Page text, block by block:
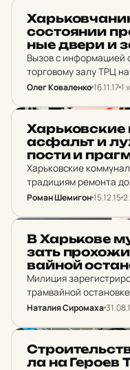
сос­то­я­нии
ные двери и
Вызов с информацией
торговому залу ТРЦ
получили около двух
Олег Коваленко16.11.171
ас­фальт и
пос­ти и
Харьковские
традициям ремонта
декабря, на выходе из
рынка, где
Роман Шемигон15.12.152
В Харь­ко­ве
зать
вай­ной
Милиция
трамвайной
очевидцев в
Преступник ударил
Наталия Сиромаха
ла на Героев